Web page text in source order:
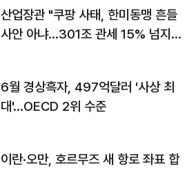
산업장관 "쿠팡 사태, 한미동맹 흔들
사안 아냐…301조 관세 15% 넘지
6월 경상흑자, 497억달러 '사상 최
대'…OECD 2위 수준
이란·오만, 호르무즈 새 항로 좌표 합